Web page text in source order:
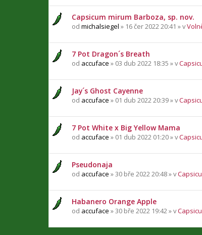
Capsicum mirum Barboza, sp. nov.
od michalsiegel » 16 čer 2022 20:41 » v
7 Pot Dragon´s Breath
od accuface » 03 dub 2022 18:35 » v
Jay´s Ghost Cayenne
od accuface » 01 dub 2022 20:39 » v
7 Pot White x Big Yellow Mama
od accuface » 01 dub 2022 01:20 » v
Pseudonaja
od accuface » 30 bře 2022 20:48 » v
Habanero Orange Apple
od accuface » 30 bře 2022 19:42 » v